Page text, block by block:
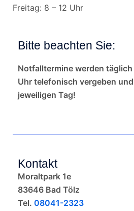
Freitag: 8 – 12 Uhr
Bitte beachten Sie:
Notfalltermine werden
Uhr telefonisch vergeben
jeweiligen Tag!
Kontakt
Moraltpark 1e
83646 Bad Tölz
Tel. 08041-2323